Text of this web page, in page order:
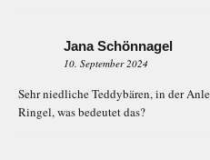
Jana Schönnagel
10. September 2024
Sehr niedliche Teddybären, in der
Ringel, was bedeutet das?